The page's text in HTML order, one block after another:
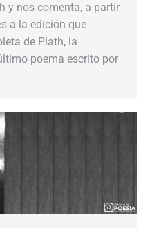
y nos comenta, a partir
a la edición que
de Plath, la
poema escrito por